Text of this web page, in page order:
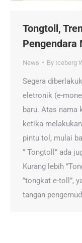
Tongtoll,
Pengendara
News By Iceberg
Segera
eletronik (e-
baru. Atas nama
ketika
pintu tol, mulai
” Tongtoll” ada
Kurang lebih
”tongkat e-toll”,
tangan